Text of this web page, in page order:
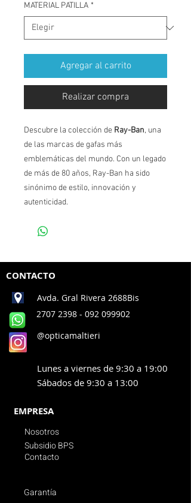
MATERIAL PATILLA *
Agregar al carrito
Realizar compra
Descubre la colección de Ray-Ban, una
de las marcas de gafas más
emblemáticas del mundo. Con un legado
de más de 80 años, Ray-Ban ha sido
sinónimo de estilo, innovación y
autenticidad.
CONTACTO
Avda. Gral Rivera 2688Bis
2707 2398 - 092 099902
@opticamaltieri
Lunes a viernes de 9:30 a 19:00
Sábados de 9:30 a 13:00
EMPRESA
Nosotros
Subsidio BPS
Contacto
Garantía